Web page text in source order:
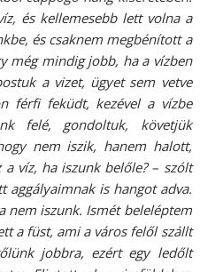
és kellemesebb lett volna a
és csaknem megbénított a
még mindig jobb, ha a vízben
a vizet, ügyet sem vetve
férfi feküdt, kezével a vízbe
felé, gondoltuk, követjük
nem iszik, hanem halott,
víz, ha iszunk belőle? – szólt
is hangot adva.
nem iszunk. Ismét beleléptem
a füst, ami a város felől szállt
jobbra, ezért egy ledőlt